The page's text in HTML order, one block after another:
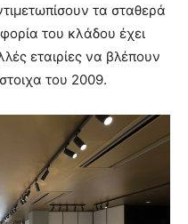
τα σταθερά
του κλάδου έχει
εταιρίες να βλέπουν
του 2009.